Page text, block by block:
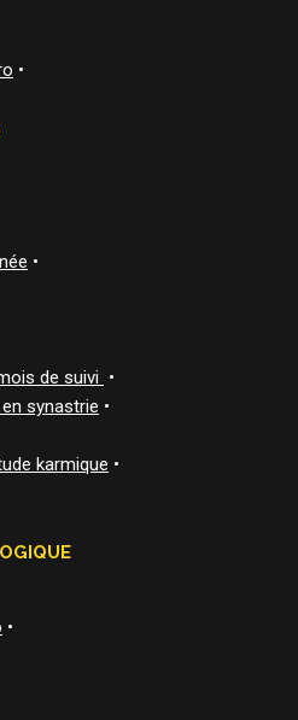
•
•
de suivi •
synastrie •
karmique •
•